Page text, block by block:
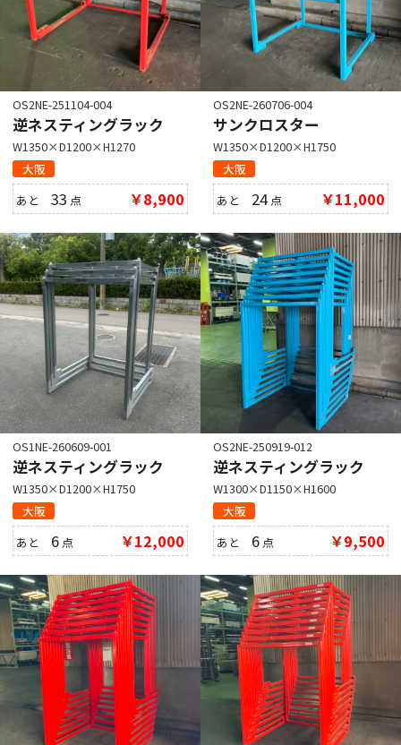
OS2NE-251104-004
逆ネスティングラック
W1350×D1200×H1270
大阪
あと33 点 ￥8,900
OS2NE-260706-004
サンクロスター
W1350×D1200×H1750
大阪
あと 24点 ￥11,000
OS1NE-260609-001
逆ネスティングラック
W1350×D1200×H1750
大阪
あと 6 点 ￥12,000
OS2NE-250919-012
逆ネスティングラック
W1300×D1150×H1600
大阪
あと 6 点 ￥9,500